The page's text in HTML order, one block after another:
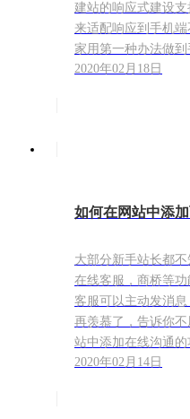
建站的响应式建设
来适配响应到手机
家用第一种办法做到
2020年02月18日
如何在网站中添
大部分新手站长都
在线客服，商桥等
客服可以主动发消
再羡慕了，告诉你
站中添加在线沟通的
2020年02月14日